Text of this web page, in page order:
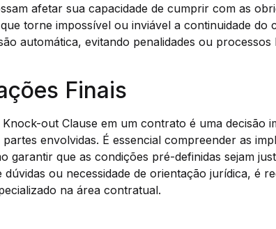
afetar sua capacidade de cumprir com as
torne impossível ou inviável a continuidade do
automática, evitando penalidades ou
Finais
out Clause em um contrato é uma decisão
envolvidas. É essencial compreender as
garantir que as condições pré-definidas sejam
dúvidas ou necessidade de orientação jurídica, é
na área contratual.